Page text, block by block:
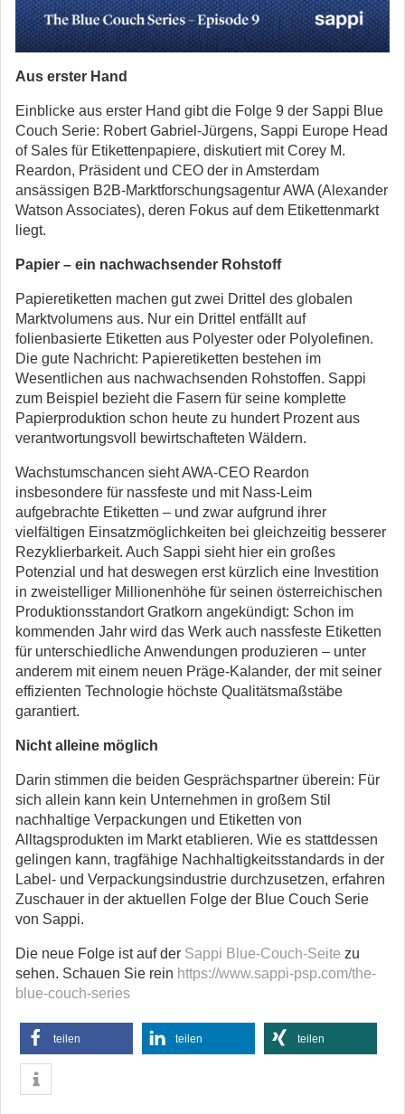
Aus erster Hand
Einblicke aus erster Hand gibt die Folge 9 der Sappi Blue
Couch Serie: Robert Gabriel-Jürgens, Sappi Europe Head
of Sales für Etikettenpapiere, diskutiert mit Corey M.
Reardon, Präsident und CEO der in Amsterdam
ansässigen B2B-Marktforschungsagentur AWA (Alexander
Watson Associates), deren Fokus auf dem Etikettenmarkt
liegt.
Papier – ein nachwachsender Rohstoff
Papieretiketten machen gut zwei Drittel des globalen
Marktvolumens aus. Nur ein Drittel entfällt auf
folienbasierte Etiketten aus Polyester oder Polyolefinen.
Die gute Nachricht: Papieretiketten bestehen im
Wesentlichen aus nachwachsenden Rohstoffen. Sappi
zum Beispiel bezieht die Fasern für seine komplette
Papierproduktion schon heute zu hundert Prozent aus
verantwortungsvoll bewirtschafteten Wäldern.
Wachstumschancen sieht AWA-CEO Reardon
insbesondere für nassfeste und mit Nass-Leim
aufgebrachte Etiketten – und zwar aufgrund ihrer
vielfältigen Einsatzmöglichkeiten bei gleichzeitig besserer
Rezyklierbarkeit. Auch Sappi sieht hier ein großes
Potenzial und hat deswegen erst kürzlich eine Investition
in zweistelliger Millionenhöhe für seinen österreichischen
Produktionsstandort Gratkorn angekündigt: Schon im
kommenden Jahr wird das Werk auch nassfeste Etiketten
für unterschiedliche Anwendungen produzieren – unter
anderem mit einem neuen Präge-Kalander, der mit seiner
effizienten Technologie höchste Qualitätsmaßstäbe
garantiert.
Nicht alleine möglich
Darin stimmen die beiden Gesprächspartner überein: Für
sich allein kann kein Unternehmen in großem Stil
nachhaltige Verpackungen und Etiketten von
Alltagsprodukten im Markt etablieren. Wie es stattdessen
gelingen kann, tragfähige Nachhaltigkeitsstandards in der
Label- und Verpackungsindustrie durchzusetzen, erfahren
Zuschauer in der aktuellen Folge der Blue Couch Serie
von Sappi.
Die neue Folge ist auf der Sappi Blue-Couch-Seite zu
sehen. Schauen Sie rein https://www.sappi-psp.com/the-
blue-couch-series
teilen teilen teilen